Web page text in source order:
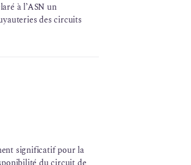
à l’ASN un
des circuits
significatif pour la